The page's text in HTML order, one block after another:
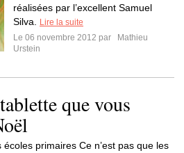
réalisées par l’excellent Samuel
Silva.
Lire la suite
Le 06 novembre 2012 par
Mathieu
Urstein
que vous
primaires Ce n’est pas que les